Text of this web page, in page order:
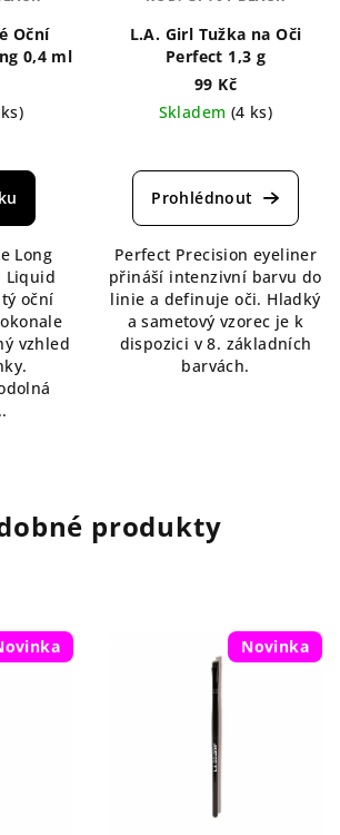
Oční
0,4 ml
Long
Liquid
oční
vzhled
L.A. Girl Tužka na Oči
Perfect 1,3 g
99 Kč
Skladem (4 ks)
hodnocení
produktu
z
5
hvězdiček.
Perfect Precision eyeliner
přináší intenzivní barvu do
linie a definuje oči. Hladký
a sametový vzorec je k
dispozici v 8. základních
barvách.
produkty
Novinka